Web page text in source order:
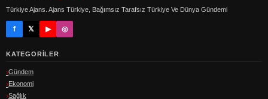
Türkiye Ajans. Ajans Türkiye, Bağımsız Tarafsız Türkiye Ve Dünya Gündemi
f 𝕏 ▶ ◎
KATEGORILER
Gündem
Ekonomi
Sağlık